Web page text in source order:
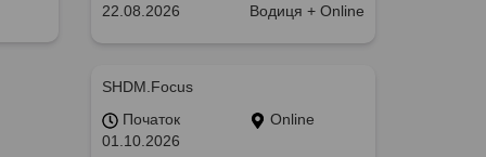
22.08.2026 Водиця + Online
SHDM.Focus
Початок
01.10.2026
Online